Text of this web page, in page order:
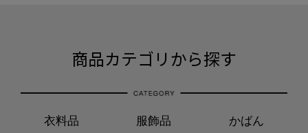
商品カテゴリから探す
衣料品 服飾品 かばん